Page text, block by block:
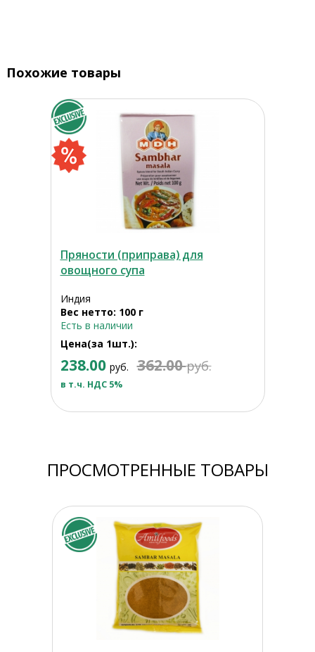
Похожие товары
Пряности (приправа) для
овощного супа
Индия
Вес нетто: 100 г
Есть в наличии
Цена(за 1шт.):
238.00 руб. 362.00руб.
в т.ч. НДС 5%
ПРОСМОТРЕННЫЕ ТОВАРЫ